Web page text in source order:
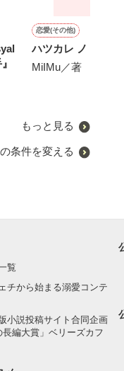
恋愛(その他)
ハツカレ ノ カオリ
MiIMu／著
もっと見る
条件を変える
覧
チから始まる溺愛コンテ
小説投稿サイト合同企画
長編大賞」ベリーズカフ